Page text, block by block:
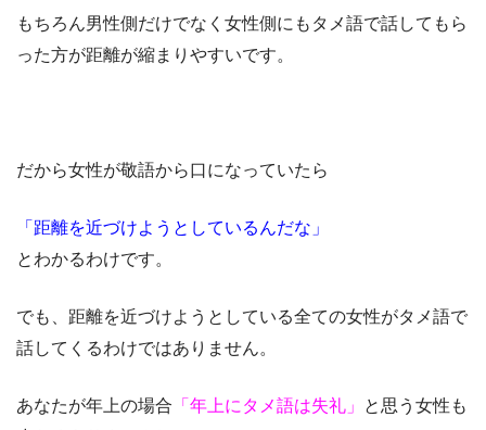
もちろん男性側だけでなく女性側にもタメ語で話してもら
った方が距離が縮まりやすいです。
だから女性が敬語から口になっていたら
「距離を近づけようとしているんだな」
とわかるわけです。
でも、距離を近づけようとしている全ての女性がタメ語で
話してくるわけではありません。
あなたが年上の場合 「年上にタメ語は失礼」
と思う女性も